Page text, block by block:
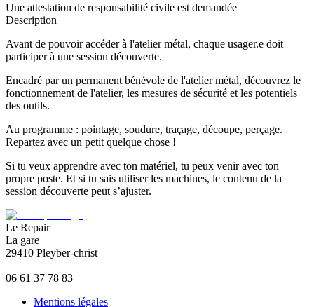
Une attestation de responsabilité civile est demandée
Description
Avant de pouvoir accéder à l'atelier métal, chaque usager.e doit
participer à une session découverte.
Encadré par un permanent bénévole de l'atelier métal, découvrez le
fonctionnement de l'atelier, les mesures de sécurité et les potentiels
des outils.
Au programme : pointage, soudure, traçage, découpe, perçage.
Repartez avec un petit quelque chose !
Si tu veux apprendre avec ton matériel, tu peux venir avec ton
propre poste. Et si tu sais utiliser les machines, le contenu de la
session découverte peut s’ajuster.
Le Repair
La gare
29410 Pleyber-christ
06 61 37 78 83
Mentions légales